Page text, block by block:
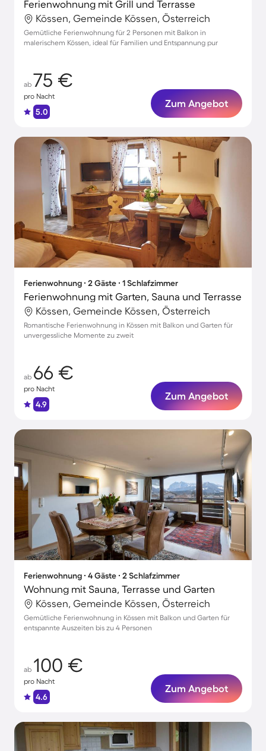
Ferienwohnung mit Grill und Terrasse
Kössen, Gemeinde Kössen, Österreich
Gemütliche Ferienwohnung für 2 Personen mit Balkon in
malerischem Kössen, ideal für Familien und Entspannung pur
ab 75 €
pro Nacht
5.0
Zum Angebot
Ferienwohnung ∙ 2 Gäste ∙ 1 Schlafzimmer
Ferienwohnung mit Garten, Sauna und Terrasse
Kössen, Gemeinde Kössen, Österreich
Romantische Ferienwohnung in Kössen mit Balkon und Garten für
unvergessliche Momente zu zweit
ab 66 €
pro Nacht
4.9
Zum Angebot
Ferienwohnung ∙ 4 Gäste ∙ 2 Schlafzimmer
Wohnung mit Sauna, Terrasse und Garten
Kössen, Gemeinde Kössen, Österreich
Gemütliche Ferienwohnung in Kössen mit Balkon und Garten für
entspannte Auszeiten bis zu 4 Personen
ab 100 €
pro Nacht
4.6
Zum Angebot